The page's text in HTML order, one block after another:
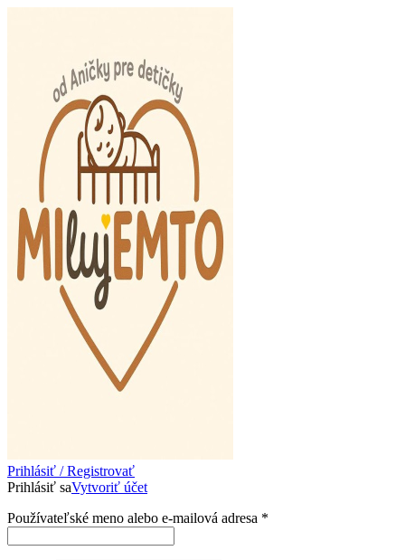
Prihlásiť / Registrovať
Prihlásiť saVytvoriť účet
Používateľské meno alebo e-mailová adresa *